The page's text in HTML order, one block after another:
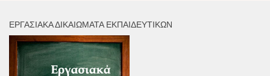
ΕΡΓΑΣΙΑΚΆ ΔΙΚΑΙΏΜΑΤΑ ΕΚΠΑΙΔΕΥΤΙΚΏΝ